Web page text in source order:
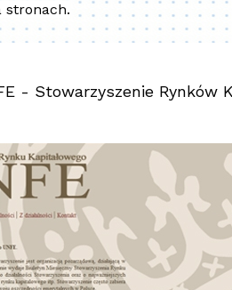
stronach.
- Stowarzyszenie Rynków